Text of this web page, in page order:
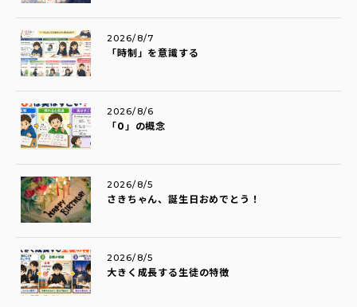
「時制」を意識する
2026/8/7
「0」の概念
2026/8/6
さきちゃん、誕生日おめでとう！
2026/8/5
大きく成長する生徒の特徴
2026/8/5